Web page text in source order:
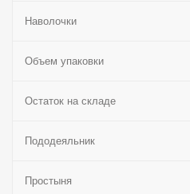
Наволочки
Объем упаковки
Остаток на складе
Пододеяльник
Простыня